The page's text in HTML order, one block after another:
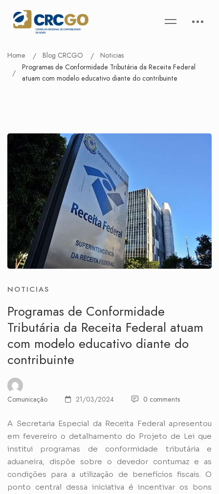
Home Blog CRCGO
Noticias
Programas de Conformidade Tributária da Receita Federal
atuam com modelo educativo diante do contribuinte
NOTICIAS
Programas de Conformidade
Tributária da Receita Federal atuam
com modelo educativo diante do
contribuinte
Comunicação 21/03/2024 0 comments
A Secretaria Especial da Receita Federal apresentou
em fevereiro o detalhamento do Projeto de Lei que
institui programas de conformidade tributária e
aduaneira, dispõe sobre o devedor contumaz e as
condições para a utilização de benefícios fiscais. O
ponto central dessa iniciativa é incentivar os bons